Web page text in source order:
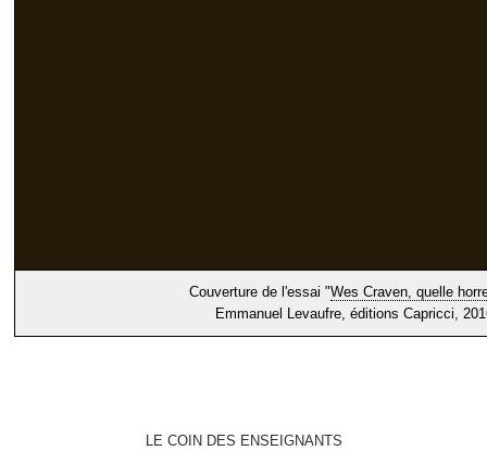
Couverture de l'essai "Wes Craven, quelle
Emmanuel Levaufre, éditions Capricci,
LE COIN DES ENSEIGNANTS